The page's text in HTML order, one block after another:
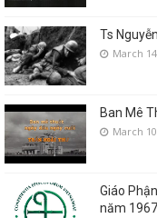
Ts
March
Ban Mê
March
Giáo
năm